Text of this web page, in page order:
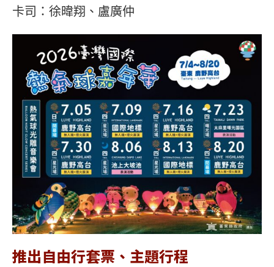
卡司：徐暐翔、盧廣仲
推出自由行套票、主題行程